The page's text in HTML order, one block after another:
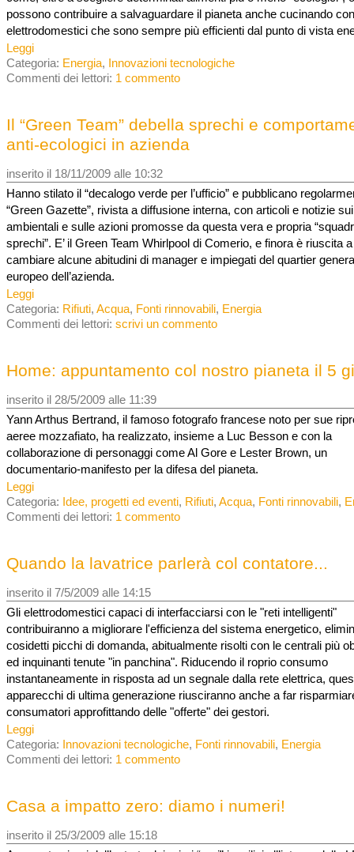
possono contribuire a salvaguardare il pianeta anche cucinando con
elettrodomestici che sono sempre più efficienti dal punto di vista
Leggi
Categoria: Energia, Innovazioni tecnologiche
Commenti dei lettori: 1 commento
Il “Green Team” debella sprechi e
anti-ecologici in azienda
inserito il 18/11/2009 alle 10:32
Hanno stilato il “decalogo verde per l’ufficio” e pubblicano
“Green Gazette”, rivista a diffusione interna, con articoli e notizie
ambientali e sulle azioni promosse da questa vera e propria
sprechi”. E’ il Green Team Whirlpool di Comerio, e finora è riuscita a
cambiare alcune abitudini di manager e impiegati del quartier
europeo dell’azienda.
Leggi
Categoria: Rifiuti, Acqua, Fonti rinnovabili, Energia
Commenti dei lettori: scrivi un commento
Home: appuntamento col nostro pianeta il 5
inserito il 28/5/2009 alle 11:39
Yann Arthus Bertrand, il famoso fotografo francese noto per sue
aeree mozzafiato, ha realizzato, insieme a Luc Besson e con la
collaborazione di personaggi come Al Gore e Lester Brown, un
documentario-manifesto per la difesa del pianeta.
Leggi
Categoria: Idee, progetti ed eventi, Rifiuti, Acqua, Fonti rinnovabili,
Commenti dei lettori: 1 commento
Quando la lavatrice parlerà col contatore...
inserito il 7/5/2009 alle 14:15
Gli elettrodomestici capaci di interfacciarsi con le "reti intelligenti"
contribuiranno a migliorare l'efficienza del sistema energetico,
cosidetti picchi di domanda, abitualmente risolti con le centrali più
ed inquinanti tenute "in panchina". Riducendo il roprio consumo
instantaneamente in risposta ad un segnale dalla rete elettrica,
apparecchi di ultima generazione riusciranno anche a far
consumatori approfittando delle "offerte" dei gestori.
Leggi
Categoria: Innovazioni tecnologiche, Fonti rinnovabili, Energia
Commenti dei lettori: 1 commento
Casa a impatto zero: diamo i numeri!
inserito il 25/3/2009 alle 15:18